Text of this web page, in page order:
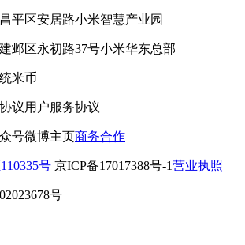
平区安居路小米智慧产业园
邺区永初路37号小米华东总部
米币
议用户服务协议
号微博主页商务合作
号 京ICP备17017388号-1营业执照
号